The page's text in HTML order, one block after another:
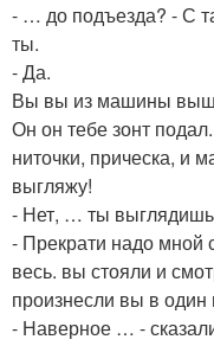
- … до подъезда? - С
ты.
- Да.
Вы вы из машины
Он он тебе зонт
ниточки, прическа, и
выгляжу!
- Нет, … ты выглядишь
- Прекрати надо мной
весь. вы стояли и
произнесли вы в один
- Наверное … -